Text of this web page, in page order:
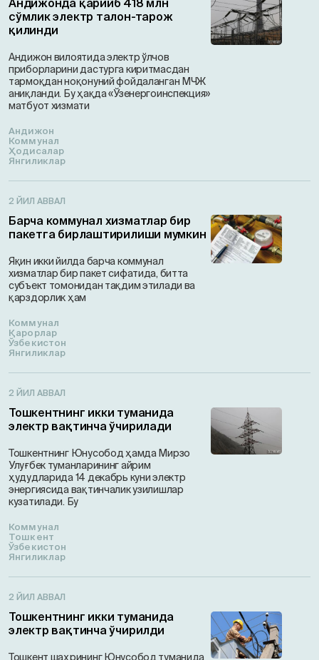
Андижонда қарийб 418 млн
сўмлик электр талон-тарож
қилинди
Андижон вилоятида электр ўлчов
приборларини дастурга киритмасдан
тармоқдан ноқонуний фойдаланган МЧЖ
аниқланди. Бу ҳақда «Ўзенергоинспекция»
матбуот хизмати
Андижон
Коммунал
Ҳодисалар
Янгиликлар
2 ЙИЛ АВВАЛ
Барча коммунал хизматлар бир
пакетга бирлаштирилиши мумкин
Яқин икки йилда барча коммунал
хизматлар бир пакет сифатида, битта
субъект томонидан тақдим этилади ва
қарздорлик ҳам
Коммунал
Қарорлар
Ўзбекистон
Янгиликлар
2 ЙИЛ АВВАЛ
Тошкентнинг икки туманида
электр вақтинча ўчирилади
Тошкентнинг Юнусобод ҳамда Мирзо
Улуғбек туманларининг айрим
ҳудудларида 14 декабрь куни электр
энергиясида вақтинчалик узилишлар
кузатилади. Бу
Коммунал
Тошкент
Ўзбекистон
Янгиликлар
2 ЙИЛ АВВАЛ
Тошкентнинг икки туманида
электр вақтинча ўчирилди
Тошкент шаҳрининг Юнусобод туманида